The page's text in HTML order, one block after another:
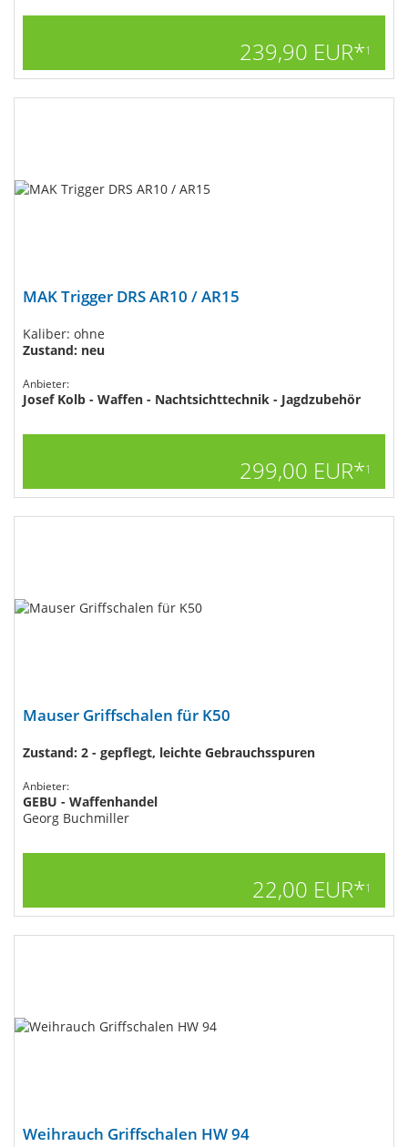
239,90 EUR*1
MAK Trigger DRS AR10 / AR15
Kaliber: ohne
Zustand: neu
Anbieter:
Josef Kolb - Waffen - Nachtsichttechnik - Jagdzubehör
299,00 EUR*1
Mauser Griffschalen für K50
Zustand: 2 - gepflegt, leichte Gebrauchsspuren
Anbieter:
GEBU - Waffenhandel
Georg Buchmiller
22,00 EUR*1
Weihrauch Griffschalen HW 94